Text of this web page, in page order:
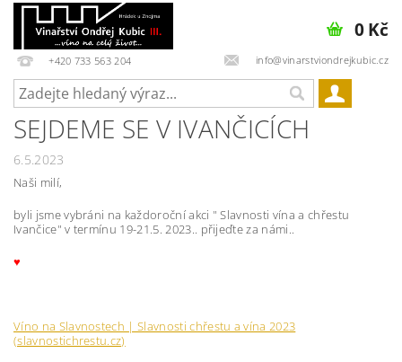
+420 733 563 204 info@vinarstviondrejkubic.cz
0 Kč
SEJDEME SE V IVANČICÍCH
6.5.2023
Naši milí,
byli jsme vybráni na každoroční akci " Slavnosti vína a chřestu
Ivančice" v termínu 19-21.5. 2023.. přijeďte za námi..
♥
Víno na Slavnostech | Slavnosti chřestu a vína 2023
(slavnostichrestu.cz)